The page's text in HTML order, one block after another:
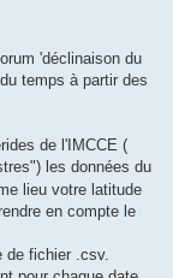
'déclinaison du
temps à partir des
de l'IMCCE (
les données du
lieu votre latitude
en compte le
de fichier .csv.